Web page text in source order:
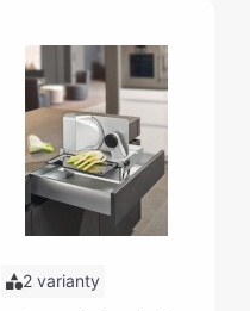
2 varianty